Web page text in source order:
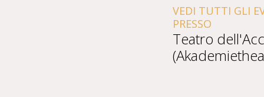
VEDI TUTTI GLI
PRESSO
Teatro